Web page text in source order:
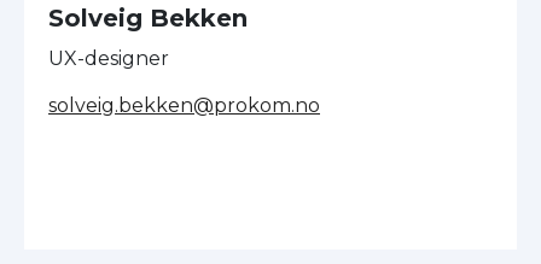
Solveig Bekken
UX-designer
solveig.bekken@prokom.no